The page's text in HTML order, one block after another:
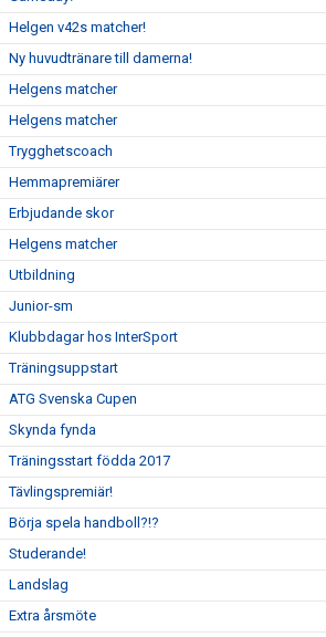
Helgen v42s matcher!
Ny huvudtränare till damerna!
Helgens matcher
Helgens matcher
Trygghetscoach
Hemmapremiärer
Erbjudande skor
Helgens matcher
Utbildning
Junior-sm
Klubbdagar hos InterSport
Träningsuppstart
ATG Svenska Cupen
Skynda fynda
Träningsstart födda 2017
Tävlingspremiär!
Börja spela handboll?!?
Studerande!
Landslag
Extra årsmöte